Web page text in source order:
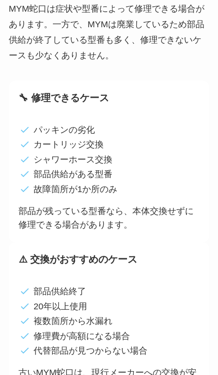
MYM蛇口は症状や型番によって修理できる場合が
あります。一方で、MYMは廃業しているため部品
供給が終了している型番も多く、修理できないケ
ースも少なくありません。
🔧 修理できるケース
パッキンの劣化
カートリッジ交換
シャワーホース交換
部品供給がある型番
故障箇所が1か所のみ
部品が残っている型番なら、本体交換せずに
修理できる場合があります。
⚠️ 交換がおすすめのケース
部品供給終了
20年以上使用
複数箇所から水漏れ
修理費が高額になる場合
代替部品が見つからない場合
古いMYM蛇口は、現行メーカーへの交換が安